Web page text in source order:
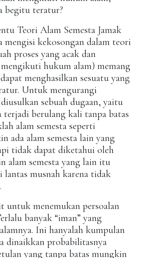
begitu teratur?
Teori Alam Semesta Jamak
mengisi kekosongan dalam teori
proses yang acak dan
hukum alam) memang
menghasilkan sesuatu yang
Untuk mengurangi
sebuah dugaan, yaitu
terjadi berulang kali tanpa batas
alam semesta seperti
ada alam semesta lain yang
tidak dapat diketahui oleh
alam semesta yang lain itu
lantas musnah karena tidak
untuk menemukan persoalan
banyak “iman” yang
Ini hanyalah kumpulan
dinaikkan probabilitasnya
yang tanpa batas mungkin